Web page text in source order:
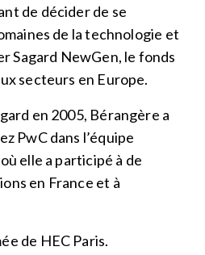
de décider de se
de la technologie et
Sagard NewGen, le fonds
secteurs en Europe.
en 2005, Bérangère a
PwC dans l’équipe
elle a participé à de
en France et à
de HEC Paris.